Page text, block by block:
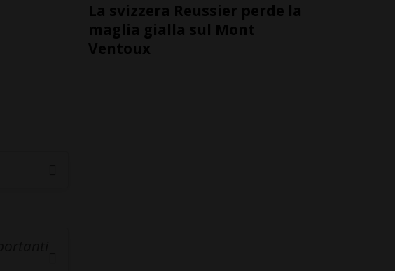
La svizzera Reussier perde la
maglia gialla sul Mont
Ventoux